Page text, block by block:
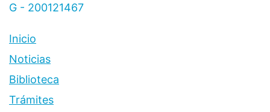
G - 200121467
Inicio
Noticias
Biblioteca
Trámites